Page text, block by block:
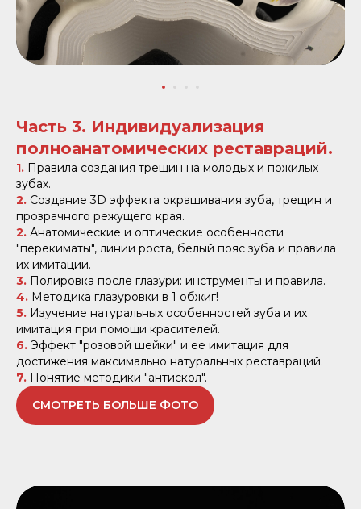
Часть 3. Индивидуализация
полноанатомических реставраций.
1. Правила создания трещин на молодых и пожилых
зубах.
2. Создание 3D эффекта окрашивания зуба, трещин и
прозрачного режущего края.
2. Анатомические и оптические особенности
"перекиматы", линии роста, белый пояс зуба и правила
их имитации.
3. Полировка после глазури: инструменты и правила.
4. Методика глазуровки в 1 обжиг!
5. Изучение натуральных особенностей зуба и их
имитация при помощи красителей.
6. Эффект "розовой шейки" и ее имитация для
достижения максимально натуральных реставраций.
7. Понятие методики "антискол".
СМОТРЕТЬ БОЛЬШЕ ФОТО